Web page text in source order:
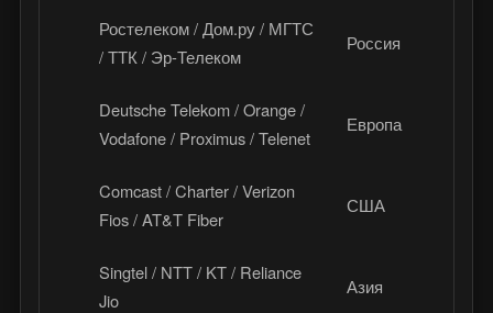
Ростелеком / Дом.ру / МГТС
/ ТТК / Эр-Телеком
Россия
Deutsche Telekom / Orange /
Vodafone / Proximus / Telenet
Европа
Comcast / Charter / Verizon
Fios / AT&T Fiber
США
Singtel / NTT / KT / Reliance
Jio
Азия